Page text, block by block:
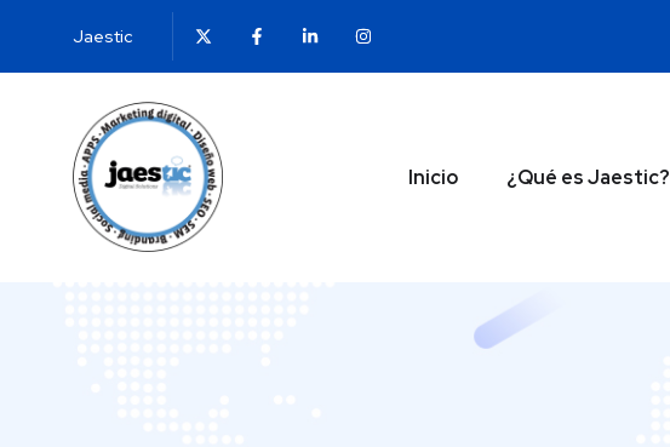
Jaestic
Inicio ¿Qué es Jaestic?